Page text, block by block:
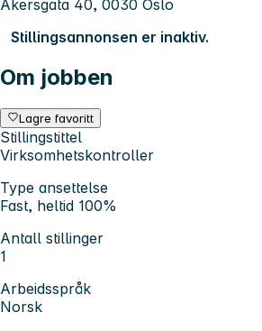
Akersgata 40, 0030 Oslo
Stillingsannonsen er inaktiv.
Om jobben
Lagre favoritt
Stillingstittel
Virksomhetskontroller
Type ansettelse
Fast, heltid 100%
Antall stillinger
1
Arbeidsspråk
Norsk